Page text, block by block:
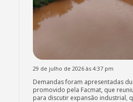
29 de julho de 2026 às 4:37 pm
Demandas foram apresentadas
promovido pela Facmat, que
para discutir expansão industrial,